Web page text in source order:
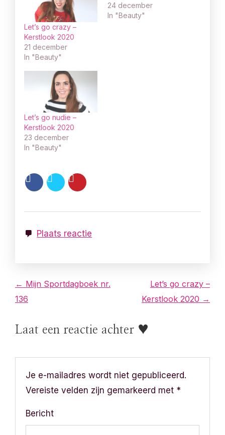
Let’s go crazy –
Kerstlook 2020
21 december
In "Beauty"
24 december
In "Beauty"
Let’s go nudie –
Kerstlook 2020
23 december
In "Beauty"
Plaats reactie
B
e
r
← Mijn Sportdagboek nr.
136
Let’s go crazy –
Kerstlook 2020 →
Laat een reactie achter ♥
Je e-mailadres wordt niet gepubliceerd.
Vereiste velden zijn gemarkeerd met *
Bericht